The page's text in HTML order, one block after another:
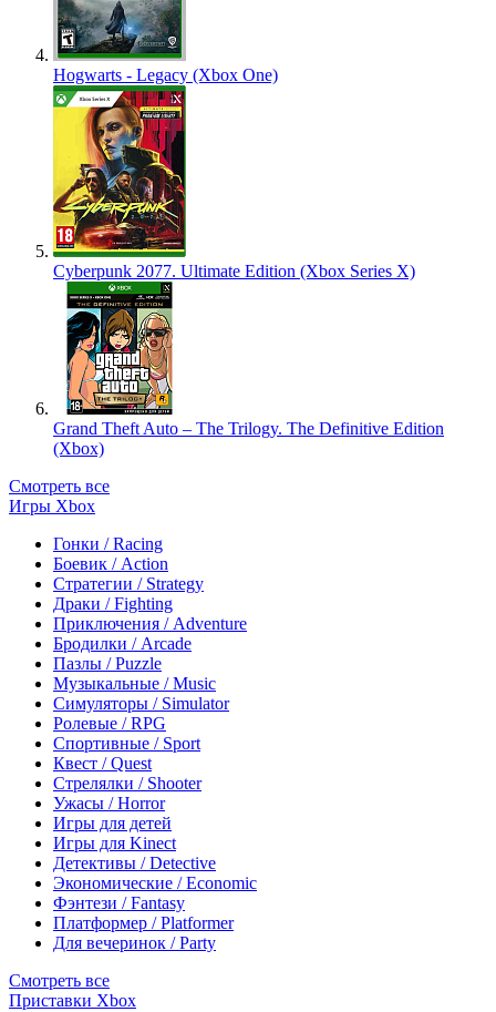
Hogwarts - Legacy (Xbox One)
Cyberpunk 2077. Ultimate Edition (Xbox Series X)
Grand Theft Auto – The Trilogy. The Definitive Edition
(Xbox)
Смотреть все
Игры Xbox
Гонки / Racing
Боевик / Action
Стратегии / Strategy
Драки / Fighting
Приключения / Adventure
Бродилки / Arcade
Пазлы / Puzzle
Музыкальные / Music
Симуляторы / Simulator
Ролевые / RPG
Спортивные / Sport
Квест / Quest
Стрелялки / Shooter
Ужасы / Horror
Игры для детей
Игры для Kinect
Детективы / Detective
Экономические / Economic
Фэнтези / Fantasy
Платформер / Platformer
Для вечеринок / Party
Смотреть все
Приставки Xbox